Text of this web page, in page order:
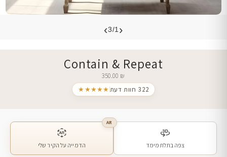
‹
3/1
›
Contain & Repeat
350.00 ₪
★★★★★
322 חוות דעת
צפה בתלת מימד
AR
הדמייה על הקיר שלי